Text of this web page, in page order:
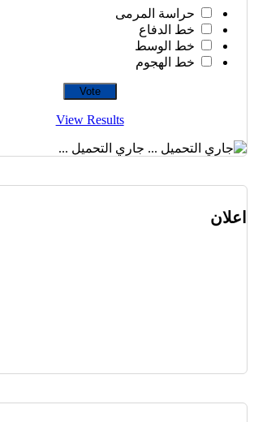
حراسة المرمى
خط الدفاع
خط الوسط
خط الهجوم
View Results
جاري التحميل ...
اعلان